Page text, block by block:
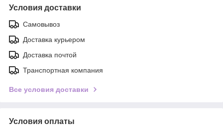
Условия доставки
Самовывоз
Доставка курьером
Доставка почтой
Транспортная компания
Все условия доставки
Условия оплаты